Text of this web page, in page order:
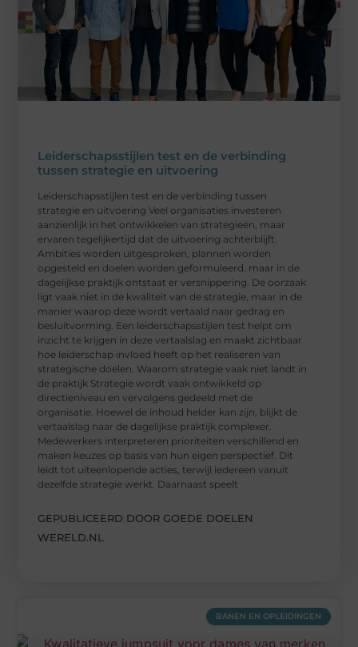
Leiderschapsstijlen test en de verbinding
tussen strategie en uitvoering
Leiderschapsstijlen test en de verbinding tussen
strategie en uitvoering Veel organisaties investeren
aanzienlijk in het ontwikkelen van strategieën, maar
ervaren tegelijkertijd dat de uitvoering achterblijft.
Ambities worden uitgesproken, plannen worden
opgesteld en doelen worden geformuleerd, maar in de
dagelijkse praktijk ontstaat er versnippering. De oorzaak
ligt vaak niet in de kwaliteit van de strategie, maar in de
manier waarop deze wordt vertaald naar gedrag en
besluitvorming. Een leiderschapsstijlen test helpt om
inzicht te krijgen in deze vertaalslag en maakt zichtbaar
hoe leiderschap invloed heeft op het realiseren van
strategische doelen. Waarom strategie vaak niet landt in
de praktijk Strategie wordt vaak ontwikkeld op
directieniveau en vervolgens gedeeld met de
organisatie. Hoewel de inhoud helder kan zijn, blijkt de
vertaalslag naar de dagelijkse praktijk complexer.
Medewerkers interpreteren prioriteiten verschillend en
maken keuzes op basis van hun eigen perspectief. Dit
leidt tot uiteenlopende acties, terwijl iedereen vanuit
dezelfde strategie werkt. Daarnaast speelt
GEPUBLICEERD DOOR GOEDE DOELEN
WERELD.NL
BANEN EN OPLEIDINGEN